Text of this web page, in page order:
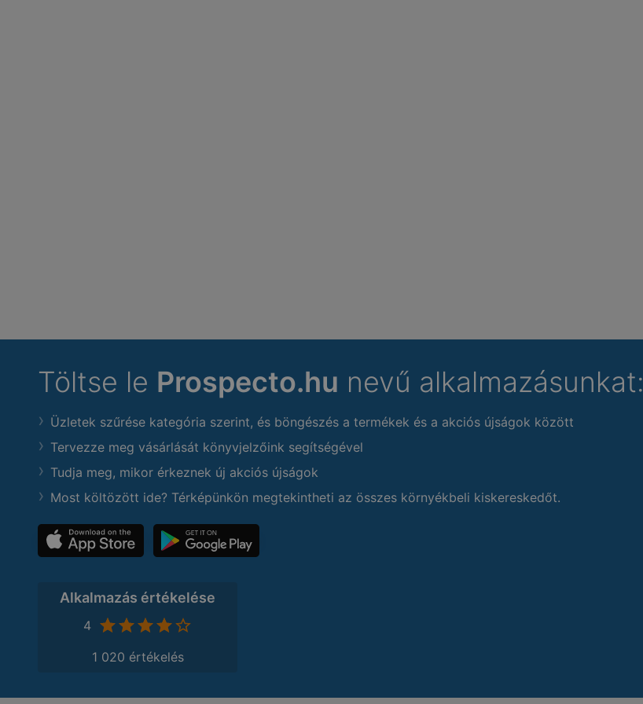
Töltse le Prospecto.hu nevű alkalmazásunkat:
Üzletek szűrése kategória szerint, és böngészés a termékek és a akciós újságok között
Tervezze meg vásárlását könyvjelzőink segítségével
Tudja meg, mikor érkeznek új akciós újságok
Most költözött ide? Térképünkön megtekintheti az összes környékbeli kiskereskedőt.
Alkalmazás értékelése
4
1 020 értékelés